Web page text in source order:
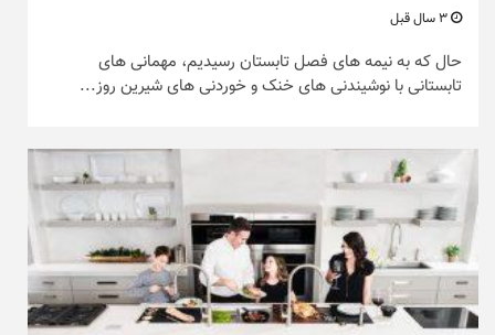
حال که به نیمه های فصل تابستان رسیدیم، مهمانی های
تابستانی با نوشیندنی های خنک و خوردنی های شیرین روز...